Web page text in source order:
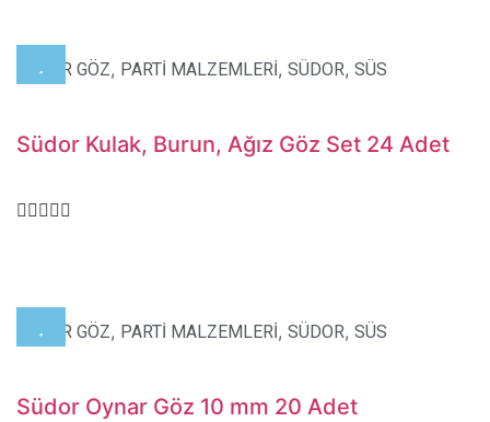
OYNAR GÖZ, PARTİ MALZEMLERİ, SÜDOR, SÜS
Südor Kulak, Burun, Ağız Göz Set 24 Adet
OYNAR GÖZ, PARTİ MALZEMLERİ, SÜDOR, SÜS
Südor Oynar Göz 10 mm 20 Adet